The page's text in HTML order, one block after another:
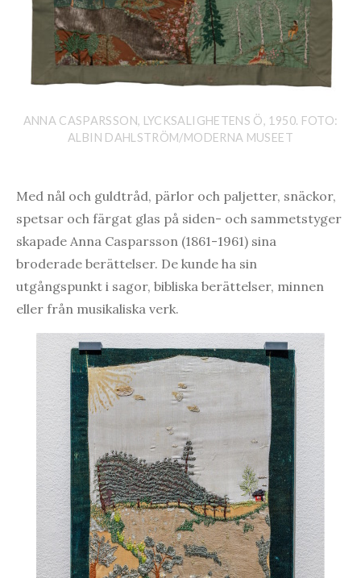
ANNA CASPARSSON, LYCKSALIGHETENS Ö, 1950. FOTO:
ALBIN DAHLSTRÖM/MODERNA MUSEET
Med nål och guldtråd, pärlor och paljetter, snäckor,
spetsar och färgat glas på siden- och sammetstyger
skapade Anna Casparsson (1861-1961) sina
broderade berättelser. De kunde ha sin
utgångspunkt i sagor, bibliska berättelser, minnen
eller från musikaliska verk.